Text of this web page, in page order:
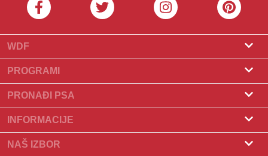
WDF
O nama
Što je World Dog Finder
Koje saveze prihvaćamo?
Kontakt
Naši partneri
PROGRAMI
Program za uzgajivače
Program za groomere
PRONAĐI PSA
Pronađite uzgajivača
Psi na prodaju
INFORMACIJE
Pasmine
NAŠ IZBOR